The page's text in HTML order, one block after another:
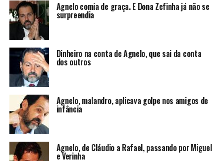
Agnelo comia de graça. E Dona Zefinha já não se
surpreendia
Dinheiro na conta de Agnelo, que sai da conta
dos outros
Agnelo, malandro, aplicava golpe nos amigos de
infância
Agnelo, de Cláudio a Rafael, passando por Miguel
e Verinha